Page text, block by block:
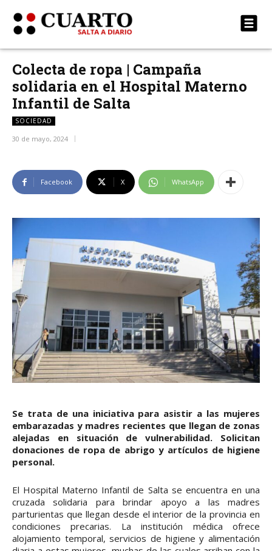
Colecta de ropa | Campaña
solidaria en el Hospital Materno
Infantil de Salta
SOCIEDAD
30 de mayo, 2024
Facebook X WhatsApp
Se trata de una iniciativa para asistir a las mujeres
embarazadas y madres recientes que llegan de zonas
alejadas en situación de vulnerabilidad. Solicitan
donaciones de ropa de abrigo y artículos de higiene
personal.
El Hospital Materno Infantil de Salta se encuentra en una
cruzada solidaria para brindar apoyo a las madres
parturientas que llegan desde el interior de la provincia en
condiciones precarias. La institución médica ofrece
alojamiento temporal, servicios de higiene y alimentación